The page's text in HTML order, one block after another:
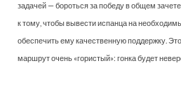
задачей — бороться за победу в общем
к тому, чтобы вывести испанца на
обеспечить ему качественную поддержку.
маршрут очень «гористый»: гонка будет